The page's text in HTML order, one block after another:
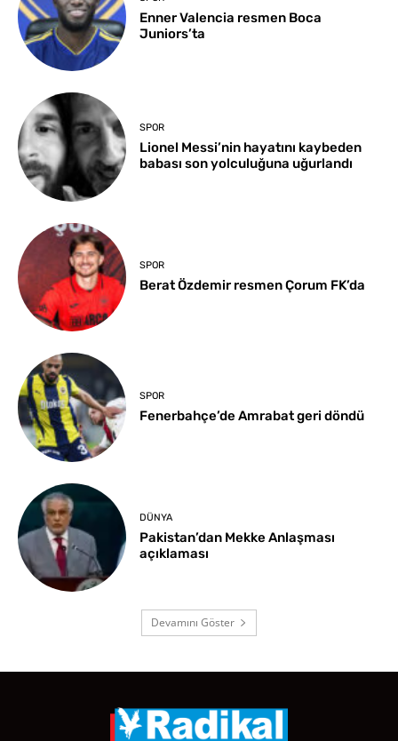
Enner Valencia resmen Boca
Juniors’ta
SPOR
Lionel Messi’nin hayatını kaybeden
babası son yolculuğuna uğurlandı
SPOR
Berat Özdemir resmen Çorum FK’da
SPOR
Fenerbahçe’de Amrabat geri döndü
DÜNYA
Pakistan’dan Mekke Anlaşması
açıklaması
Devamını Göster